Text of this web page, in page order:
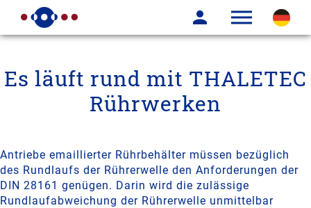
Es läuft rund mit THALETEC
Rührwerken
Antriebe emaillierter Rührbehälter müssen bezüglich
des Rundlaufs der Rührerwelle den Anforderungen der
DIN 28161 genügen. Darin wird die zulässige
Rundlaufabweichung der Rührerwelle unmittelbar